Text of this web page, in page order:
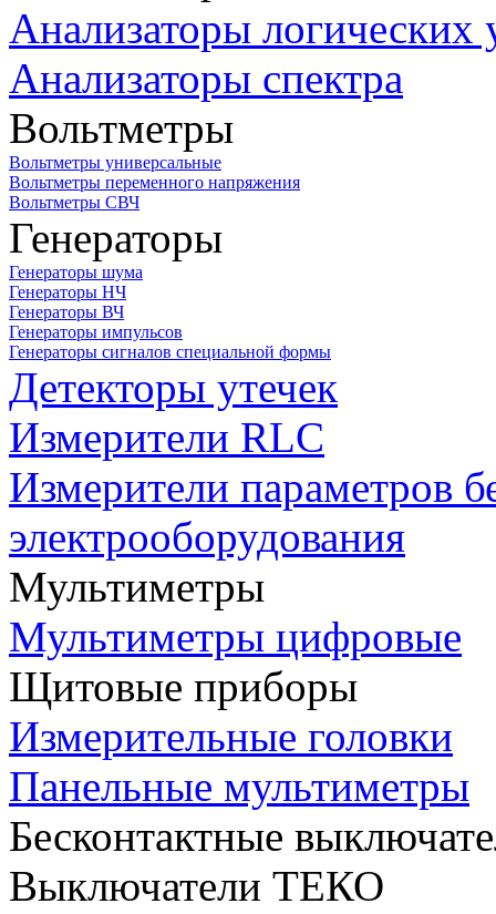
Анализаторы логических
Анализаторы спектра
Вольтметры
Вольтметры универсальные
Вольтметры переменного напряжения
Вольтметры СВЧ
Генераторы
Генераторы шума
Генераторы НЧ
Генераторы ВЧ
Генераторы импульсов
Генераторы сигналов специальной формы
Детекторы утечек
Измерители RLC
Измерители параметров
электрооборудования
Мультиметры
Мультиметры цифровые
Щитовые приборы
Измерительные головки
Панельные мультиметры
Бесконтактные
Выключатели ТЕКО